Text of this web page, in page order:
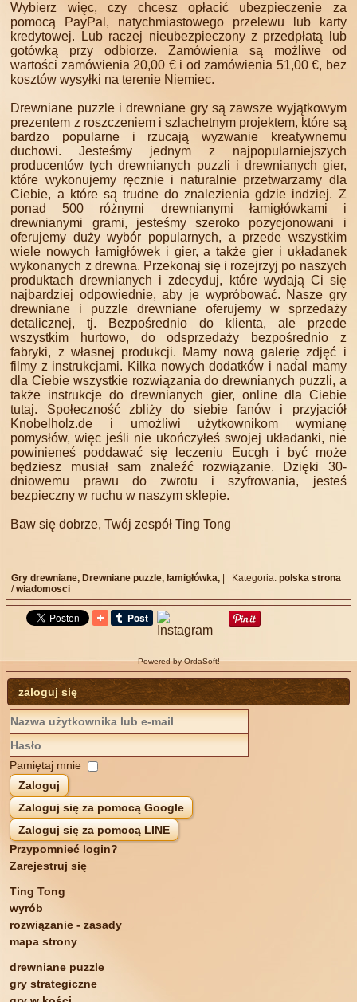
Wybierz więc, czy chcesz opłacić ubezpieczenie za
pomocą PayPal, natychmiastowego przelewu lub karty
kredytowej. Lub raczej nieubezpieczony z przedpłatą lub
gotówką przy odbiorze. Zamówienia są możliwe od
wartości zamówienia 20,00 € i od zamówienia 51,00 €, bez
kosztów wysyłki na terenie Niemiec.
Drewniane puzzle i drewniane gry są zawsze wyjątkowym
prezentem z roszczeniem i szlachetnym projektem, które są
bardzo popularne i rzucają wyzwanie kreatywnemu
duchowi. Jesteśmy jednym z najpopularniejszych
producentów tych drewnianych puzzli i drewnianych gier,
które wykonujemy ręcznie i naturalnie przetwarzamy dla
Ciebie, a które są trudne do znalezienia gdzie indziej. Z
ponad 500 różnymi drewnianymi łamigłówkami i
drewnianymi grami, jesteśmy szeroko pozycjonowani i
oferujemy duży wybór popularnych, a przede wszystkim
wiele nowych łamigłówek i gier, a także gier i układanek
wykonanych z drewna. Przekonaj się i rozejrzyj po naszych
produktach drewnianych i zdecyduj, które wydają Ci się
najbardziej odpowiednie, aby je wypróbować. Nasze gry
drewniane i puzzle drewniane oferujemy w sprzedaży
detalicznej, tj. Bezpośrednio do klienta, ale przede
wszystkim hurtowo, do odsprzedaży bezpośrednio z
fabryki, z własnej produkcji. Mamy nową galerię zdjęć i
filmy z instrukcjami. Kilka nowych dodatków i nadal mamy
dla Ciebie wszystkie rozwiązania do drewnianych puzzli, a
także instrukcje do drewnianych gier, online dla Ciebie
tutaj. Społeczność zbliży do siebie fanów i przyjaciół
Knobelholz.de i umożliwi użytkownikom wymianę
pomysłów, więc jeśli nie ukończyłeś swojej układanki, nie
powinieneś poddawać się leczeniu Eucgh i być może
będziesz musiał sam znaleźć rozwiązanie. Dzięki 30-
dniowemu prawu do zwrotu i szyfrowania, jesteś
bezpieczny w ruchu w naszym sklepie.
Baw się dobrze, Twój zespół Ting Tong
Gry drewniane, Drewniane puzzle,łamigłówka, Kategoria:polska strona
/wiadomosci
Powered by OrdaSoft!
zaloguj się
Pamiętaj mnie
Zaloguj
Zaloguj się za pomocą Google
Zaloguj się za pomocą LINE
Przypomnieć login?
Zarejestruj się
Ting Tong
wyrób
rozwiązanie - zasady
mapa strony
drewniane puzzle
gry strategiczne